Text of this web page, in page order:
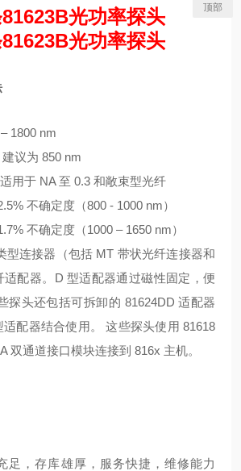
光功率探头
光功率探头
1800 nm
议为 850 nm
用于 NA 至 0.3 和敞束型光纤
不确定度（800 - 1000 nm）
不确定度（1000 – 1650 nm）
型连接器（包括 MT 带状光纤连接器和
适配器。D 型适配器通过磁性固定，便
探头还包括可拆卸的 81624DD 适配器
配器结合使用。 这些探头使用 81618
双通道接口模块连接到 816x 主机。
足，存库雄厚，服务快捷，维修能力
顶部